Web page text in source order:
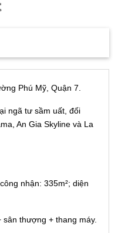
Phú Mỹ, Quận 7.
ngã tư sầm uất, đối
An Gia Skyline và La
nhận: 335m²; diện
thượng + thang máy.